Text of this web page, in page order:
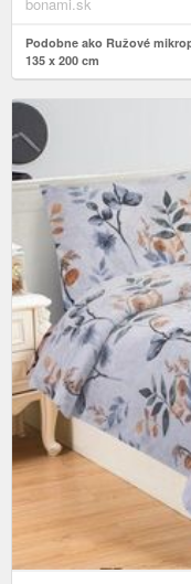
bonami.sk
Podobne ako Ružové
135 x 200 cm